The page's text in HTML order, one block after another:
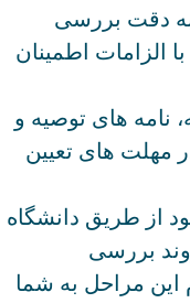
دقت بررسی
الزامات اطمینان
نامه های توصیه و
مهلت های تعیین
از طریق دانشگاه
بررسی
مراحل به شما